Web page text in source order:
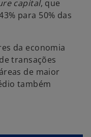
capital, que
para 50% das
da economia
transações
de maior
também